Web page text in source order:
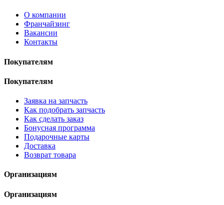
О компании
Франчайзинг
Вакансии
Контакты
Покупателям
Покупателям
Заявка на запчасть
Как подобрать запчасть
Как сделать заказ
Бонусная программа
Подарочные карты
Доставка
Возврат товара
Организациям
Организациям